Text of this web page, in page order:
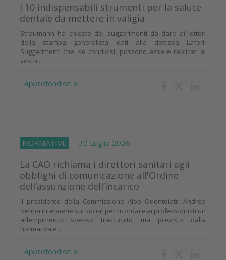
I 10 indispensabili strumenti per la salute
dentale da mettere in valigia
Straumann ha chiesto dei suggerimenti da dare ai lettori
della stampa generalista dati alla dott.ssa Laforì.
Suggerimenti che, se condivisi, possono essere replicati ai
vostri...
Approfondisci
NORMATIVE 30 Luglio 2026
La CAO richiama i direttori sanitari agli
obblighi di comunicazione all'Ordine
dell’assunzione dell’incarico
Il presidente della Commissione Albo Odontoiatri Andrea
Senna interviene sui social per ricordare ai professionisti un
adempimento spesso trascurato ma previsto dalla
normativa e...
Approfondisci